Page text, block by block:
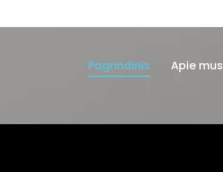
Pagrindinis Apie mus